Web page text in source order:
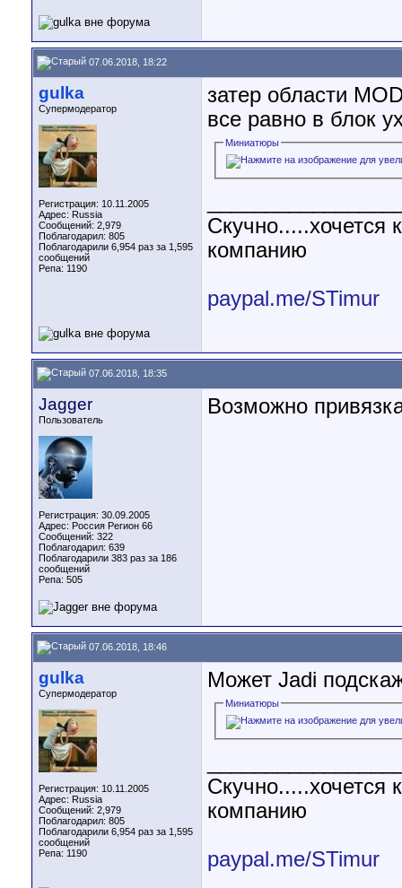
07.06.2018, 18:22
gulka
Супермодератор
Регистрация: 10.11.2005
Адрес: Russia
Сообщений: 2,979
Поблагодарил: 805
Поблагодарили 6,954 раз за 1,595
сообщений
Репа: 1190
затер области
все равно в блок
Миниатюры
компанию
paypal.me/STimur
07.06.2018, 18:35
Jagger
Пользователь
Регистрация: 30.09.2005
Адрес: Россия Регион 66
Сообщений: 322
Поблагодарил: 639
Поблагодарили 383 раз за 186
сообщений
Репа: 505
Возможно
07.06.2018, 18:46
gulka
Супермодератор
Регистрация: 10.11.2005
Адрес: Russia
Сообщений: 2,979
Поблагодарил: 805
Поблагодарили 6,954 раз за 1,595
сообщений
Репа: 1190
Может Jadi
Миниатюры
компанию
paypal.me/STimur